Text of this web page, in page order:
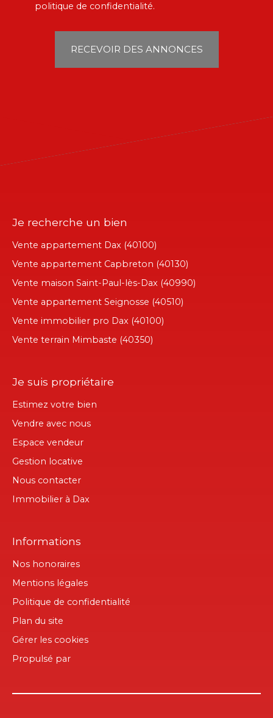
politique de confidentialité.
RECEVOIR DES ANNONCES
Je recherche un bien
Vente appartement Dax (40100)
Vente appartement Capbreton (40130)
Vente maison Saint-Paul-lès-Dax (40990)
Vente appartement Seignosse (40510)
Vente immobilier pro Dax (40100)
Vente terrain Mimbaste (40350)
Je suis propriétaire
Estimez votre bien
Vendre avec nous
Espace vendeur
Gestion locative
Nous contacter
Immobilier à Dax
Informations
Nos honoraires
Mentions légales
Politique de confidentialité
Plan du site
Gérer les cookies
Propulsé par